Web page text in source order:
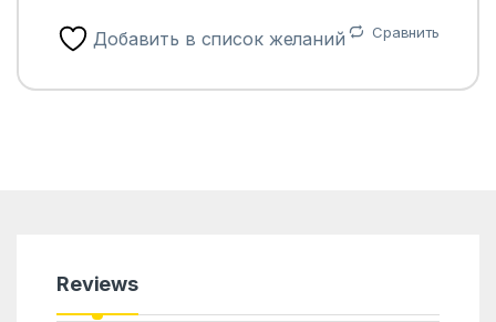
Добавить в список желаний Сравнить
Reviews